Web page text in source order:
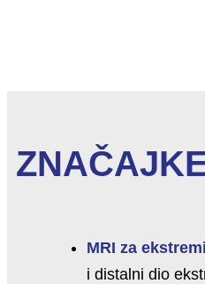
MRI za
i distalni dio